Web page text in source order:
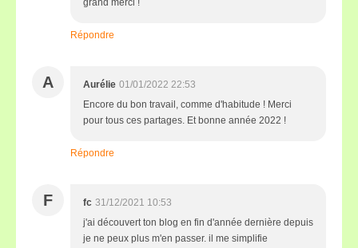
grand merci !
Répondre
A Aurélie 01/01/2022 22:53
Encore du bon travail, comme d'habitude ! Merci
pour tous ces partages. Et bonne année 2022 !
Répondre
F fc 31/12/2021 10:53
j'ai découvert ton blog en fin d'année dernière depuis
je ne peux plus m'en passer. il me simplifie